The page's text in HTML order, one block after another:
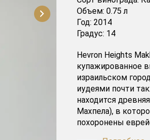
Объем: 0.75 л
Год: 2014
Градус: 14
Hevron Heights
купажированное
израильском
иудеями почти
находится
Махпела), в
похоронены